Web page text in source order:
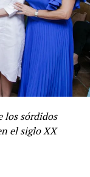
los sórdidos
el siglo XX